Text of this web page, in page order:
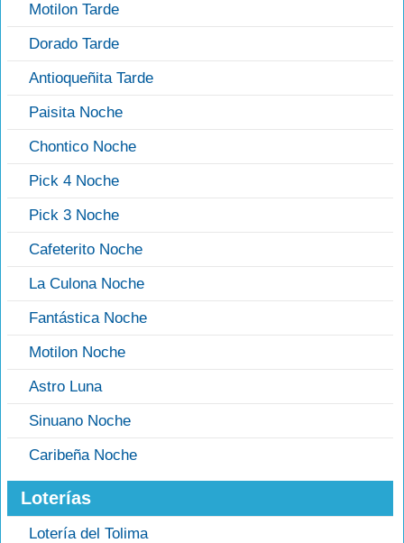
Motilon Tarde
Dorado Tarde
Antioqueñita Tarde
Paisita Noche
Chontico Noche
Pick 4 Noche
Pick 3 Noche
Cafeterito Noche
La Culona Noche
Fantástica Noche
Motilon Noche
Astro Luna
Sinuano Noche
Caribeña Noche
Loterías
Lotería del Tolima